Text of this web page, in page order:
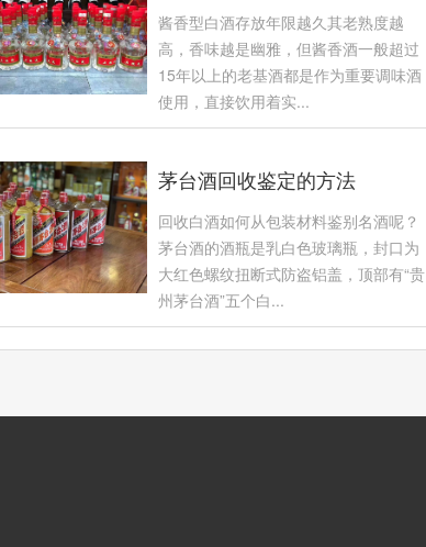
纯正
酱香型白酒存放年限越久其老熟度越
高，香味越是幽雅，但酱香酒一般超过
15年以上的老基酒都是作为重要调味酒
使用，直接饮用着实...
茅台酒回收鉴定的方法
回收白酒如何从包装材料鉴别名酒呢？
茅台酒的酒瓶是乳白色玻璃瓶，封口为
大红色螺纹扭断式防盗铝盖，顶部有“贵
州茅台酒”五个白...